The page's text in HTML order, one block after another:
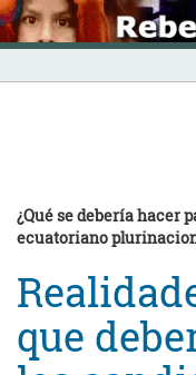
Skip
to
content
INICIO
¿Qué se debería hacer
ecuatoriano
que